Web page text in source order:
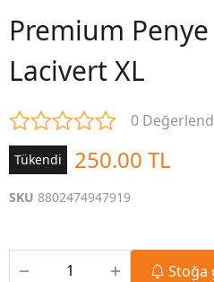
Premium
Lacivert XL
0
Tükendi 250.00 TL
SKU 8802474947919
Stoğa